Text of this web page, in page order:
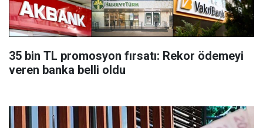
35 bin TL promosyon fırsatı: Rekor ödemeyi
veren banka belli oldu